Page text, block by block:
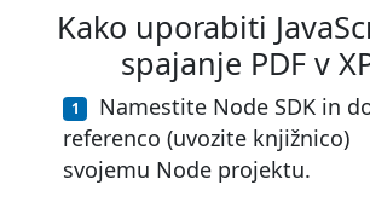
Kako uporabiti
spajanje PDF v
Namestite Node SDK in
referenco (uvozite knjižnico)
svojemu Node projektu.